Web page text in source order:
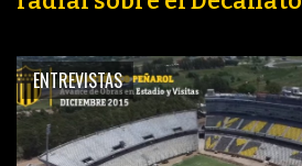
ENTREVISTAS